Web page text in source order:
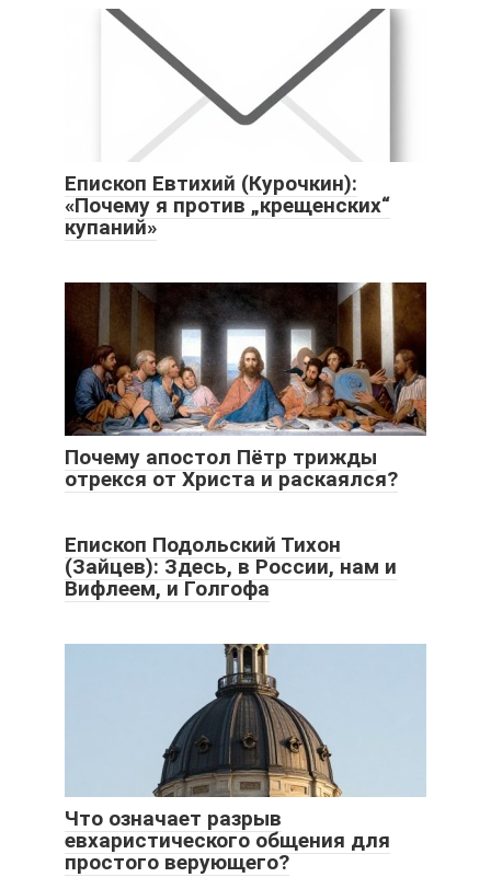
Епископ Евтихий (Курочкин):
«Почему я против „крещенских“
купаний»
Почему апостол Пётр трижды
отрекся от Христа и раскаялся?
Епископ Подольский Тихон
(Зайцев): Здесь, в России, нам и
Вифлеем, и Голгофа
Что означает разрыв
евхаристического общения для
простого верующего?